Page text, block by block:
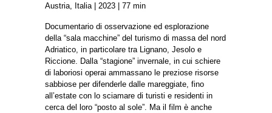
Austria, Italia | 2023 | 77 min
Documentario di osservazione ed esplorazione
della “sala macchine” del turismo di massa del nord
Adriatico, in particolare tra Lignano, Jesolo e
Riccione. Dalla “stagione” invernale, in cui schiere
di laboriosi operai ammassano le preziose risorse
sabbiose per difenderle dalle mareggiate, fino
all’estate con lo sciamare di turisti e residenti in
cerca del loro “posto al sole”. Ma il film è anche